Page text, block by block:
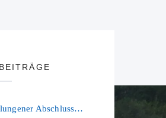
Schulfest am HSG: Gelungener Abschluss eines ereignisreichen Schuljahres